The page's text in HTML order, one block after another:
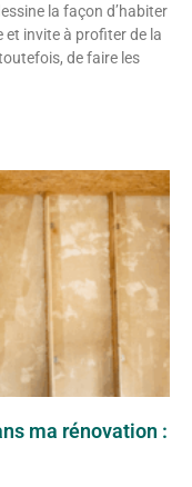
la façon d’habiter
et invite à profiter de la
de faire les
ma rénovation :